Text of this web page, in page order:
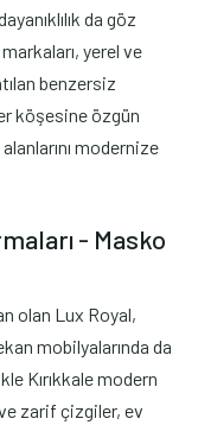
da göz
yerel ve
benzersiz
köşesine özgün
modernize
- Masko
olan Lux Royal,
mobilyalarında da
Kırıkkale modern
zarif çizgiler, ev